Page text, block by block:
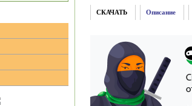
СКАЧАТЬ Описание